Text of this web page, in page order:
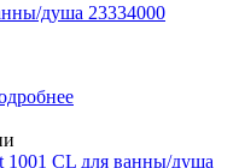
душа 23334000